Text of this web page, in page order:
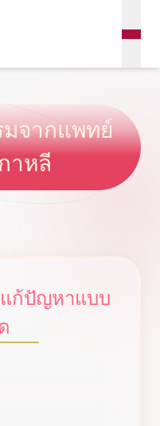
มจากแพทย์
าหลี
ก้ปัญหาแบบ